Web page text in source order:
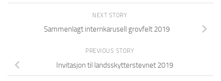
NEXT STORY
Sammenlagt internkarusell grovfelt 2019
PREVIOUS STORY
Invitasjon til landsskytterstevnet 2019